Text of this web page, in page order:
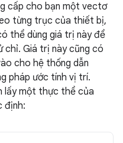
cấp cho bạn một vectơ
từng trục của thiết bị,
thể dùng giá trị này để
chỉ. Giá trị này cũng có
cho hệ thống dẫn
pháp ước tính vị trí.
lấy một thực thể của
định: